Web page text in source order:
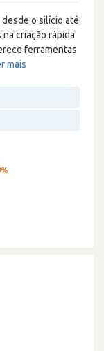
o silício até
criação rápida
ferramentas
mais
%